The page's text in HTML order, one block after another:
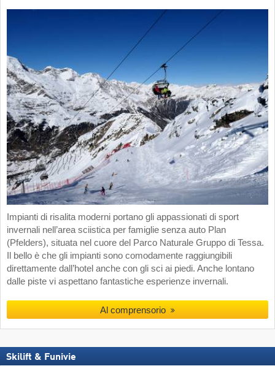
Impianti di risalita moderni portano gli appassionati di sport
invernali nell’area sciistica per famiglie senza auto Plan
(Pfelders), situata nel cuore del Parco Naturale Gruppo di Tessa.
Il bello è che gli impianti sono comodamente raggiungibili
direttamente dall’hotel anche con gli sci ai piedi. Anche lontano
dalle piste vi aspettano fantastiche esperienze invernali.
Al comprensorio
Skilift & Funivie